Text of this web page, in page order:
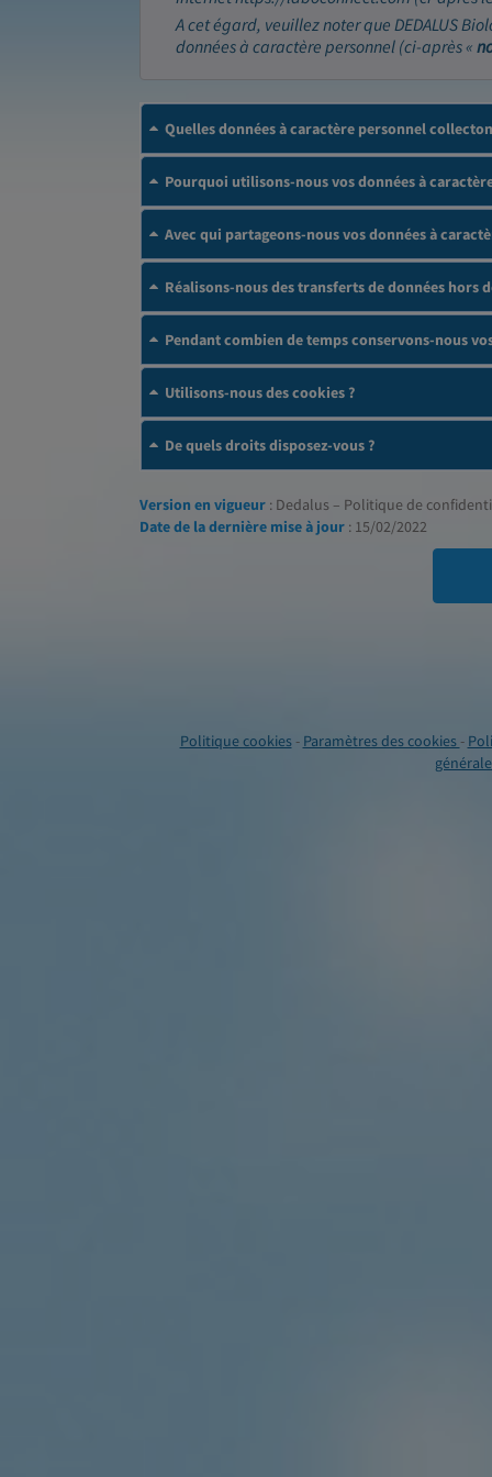
A cet égard, veuillez noter que DEDALUS
données à caractère personnel (ci-après «
Quelles données à caractère personnel
Pourquoi utilisons-nous vos données à
Avec qui partageons-nous vos données à
Réalisons-nous des transferts de données hors
Pendant combien de temps conservons-nous
Utilisons-nous des cookies ?
De quels droits disposez-vous ?
Version en vigueur : Dedalus – Politique de
Date de la dernière mise à jour : 15/02/2022
Politique cookies- Paramètres des cookies -